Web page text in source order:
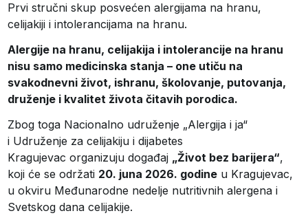
Prvi stručni skup posvećen alergijama na hranu,
celijakiji i intolerancijama na hranu.
Alergije na hranu, celijakija i intolerancije na hranu
nisu samo medicinska stanja – one utiču na
svakodnevni život, ishranu, školovanje, putovanja,
druženje i kvalitet života čitavih porodica.
Zbog toga Nacionalno udruženje „Alergija i ja“
i Udruženje za celijakiju i dijabetes
Kragujevac organizuju događaj „Život bez barijera“,
koji će se održati 20. juna 2026. godine u Kragujevac,
u okviru Međunarodne nedelje nutritivnih alergena i
Svetskog dana celijakije.